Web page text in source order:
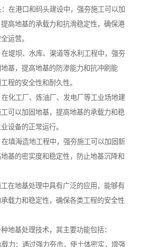
在港口和码头建设中，强夯施工可以加
高地基的承载力和抗滑稳定性，确保港
运营。
堤坝、水库、渠道等水利工程中，强夯
基，提高地基的防渗能力和抗冲刷能
程的安全性和耐久性。
化工厂、炼油厂、发电厂等工业场地建
可以加固地基，提高地基的承载力和稳
设备的正常运行。
填海造地工程中，强夯施工可以加固新
基的密实度和稳定性，防止地基沉降和
在地基处理中具有广泛的应用，能够有
载力和稳定性，确保各类工程的安全性
地基处理技术，其主要功能包括：
力：通过强力夯击，使土体密实，增强